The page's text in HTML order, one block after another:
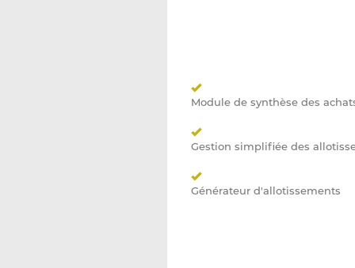
Module de synthèse des
Gestion simplifiée des
Générateur d'allotissements